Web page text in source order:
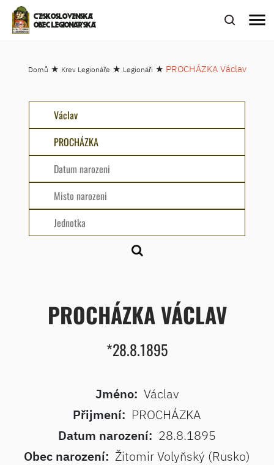
ČESKOSLOVENSKÁ
OBEC LEGIONÁŘSKÁ
menu
Domů ★ Krev Legionáře ★ Legionáři ★ PROCHÁZKA Václav
PROCHÁZKA VÁCLAV
*28.8.1895
Jméno: Václav
Přijmení: PROCHÁZKA
Datum narození: 28.8.1895
Obec narození: Žitomir Volyňský (Rusko)